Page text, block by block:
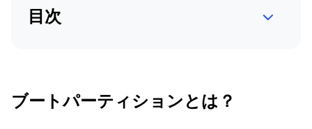
目次
ブートパーティションとは？